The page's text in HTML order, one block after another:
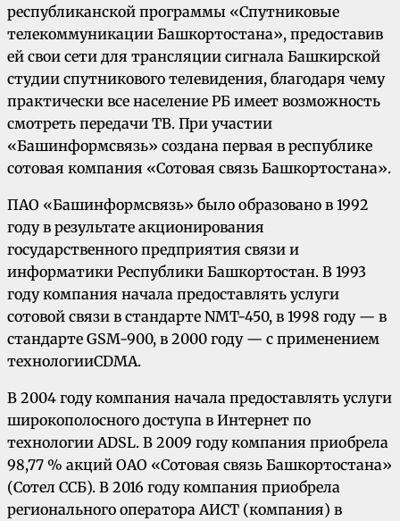
республиканской программы «Спутниковые
телекоммуникации Башкортостана», предоставив
ей свои сети для трансляции сигнала Башкирской
студии спутникового телевидения, благодаря чему
практически все население РБ имеет возможность
смотреть передачи ТВ. При участии
«Башинформсвязь» создана первая в республике
сотовая компания «Сотовая связь Башкортостана».
ПАО «Башинформсвязь» было образовано в 1992
году в результате акционирования
государственного предприятия связи и
информатики Республики Башкортостан. В 1993
году компания начала предоставлять услуги
сотовой связи в стандарте NMT-450, в 1998 году — в
стандарте GSM-900, в 2000 году — с применением
технологииCDMA.
В 2004 году компания начала предоставлять услуги
широкополосного доступа в Интернет по
технологии ADSL. В 2009 году компания приобрела
98,77 % акций ОАО «Сотовая связь Башкортостана»
(Сотел ССБ). В 2016 году компания приобрела
регионального оператора АИСТ (компания) в